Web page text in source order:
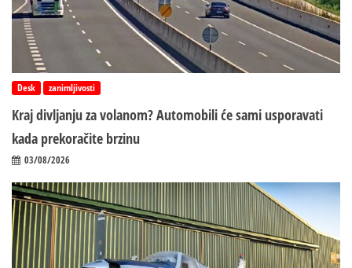
Desk zanimljivosti
Kraj divljanju za volanom? Automobili će sami usporavati
kada prekoračite brzinu
03/08/2026